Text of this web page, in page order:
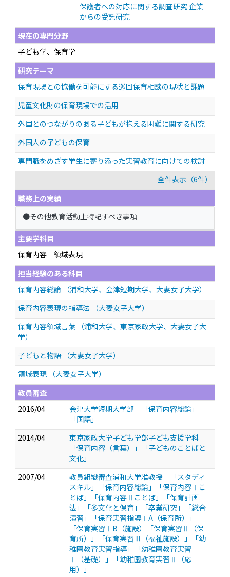
保護者への対応に関する調査研究 企業
からの受託研究
現在の専門分野
子ども学、保育学
研究テーマ
保育現場との協働を可能にする巡回保育相談の現状と課題
児童文化財の保育現場での活用
外国とのつながりのある子どもが抱える困難に関する研究
外国人の子どもの保育
専門職をめざす学生に寄り添った実習教育に向けての検討
全件表示（6件）
職務上の実績
●その他教育活動上特記すべき事項
主要学科目
保育内容 領域表現
担当経験のある科目
保育内容総論 （浦和大学、会津短期大学、大妻女子大学）
保育内容表現の指導法 （大妻女子大学）
保育内容領域言葉 （浦和大学、東京家政大学、大妻女子大
学）
子どもと物語 （大妻女子大学）
領域表現 （大妻女子大学）
教員審査
2016/04
会津大学短期大学部 「保育内容総論」
「国語」
2014/04
東京家政大学子ども学部子ども支援学科
「保育内容（言葉）」「子どものことばと
文化」
2007/04
教員組織審査浦和大学准教授 「スタディ
スキル」「保育内容総論」「保育内容Ⅰこ
とば」「保育内容Ⅱことば」「保育計画
法」「多文化と保育」「卒業研究」「総合
演習」「保育実習指導ⅠA（保育所）」
「保育実習ⅠB（施設）「保育実習Ⅱ（保
育所）」「保育実習Ⅲ（福祉施設）」「幼
稚園教育実習指導」「幼稚園教育実習
Ⅰ（基礎）」「幼稚園教育実習Ⅱ（応
用）」